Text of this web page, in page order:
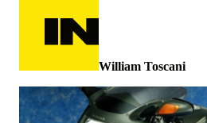
William Toscani